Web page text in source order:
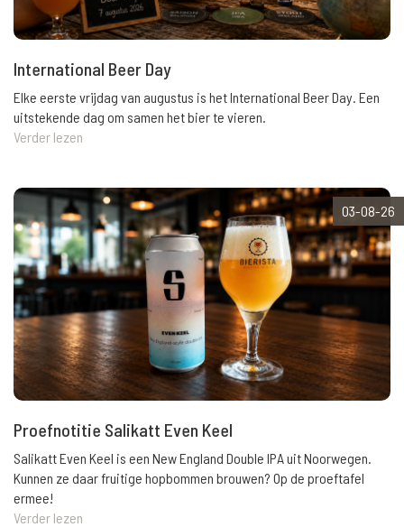
International Beer Day
Elke eerste vrijdag van augustus is het International Beer Day. Een
uitstekende dag om samen het bier te vieren.
Verder lezen
03-08-26
Proefnotitie Salikatt Even Keel
Salikatt Even Keel is een New England Double IPA uit Noorwegen.
Kunnen ze daar fruitige hopbommen brouwen? Op de proeftafel
ermee!
Verder lezen